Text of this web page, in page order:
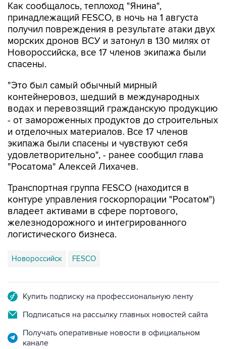
Как сообщалось, теплоход "Янина",
принадлежащий FESCO, в ночь на 1 августа
получил повреждения в результате атаки двух
морских дронов ВСУ и затонул в 130 милях от
Новороссийска, все 17 членов экипажа были
спасены.
"Это был самый обычный мирный
контейнеровоз, шедший в международных
водах и перевозящий гражданскую продукцию
- от замороженных продуктов до строительных
и отделочных материалов. Все 17 членов
экипажа были спасены и чувствуют себя
удовлетворительно", - ранее сообщил глава
"Росатома" Алексей Лихачев.
Транспортная группа FESCO (находится в
контуре управления госкорпорации "Росатом")
владеет активами в сфере портового,
железнодорожного и интегрированного
логистического бизнеса.
Новороссийск FESCO
Купить подписку на профессиональную ленту
Подписаться на рассылку главных новостей сайта
Получать оперативные новости в официальном
канале